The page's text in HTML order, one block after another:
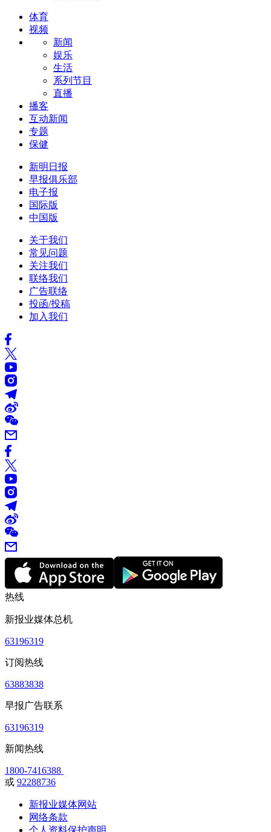
体育
视频
新闻
娱乐
生活
系列节目
直播
播客
互动新闻
专题
保健
新明日报
早报俱乐部
电子报
国际版
中国版
关于我们
常见问题
关注我们
联络我们
广告联络
投函/投稿
加入我们
热线
新报业媒体总机
63196319
订阅热线
63883838
早报广告联系
63196319
新闻热线
1800-7416388
或 92288736
新报业媒体网站
网络条款